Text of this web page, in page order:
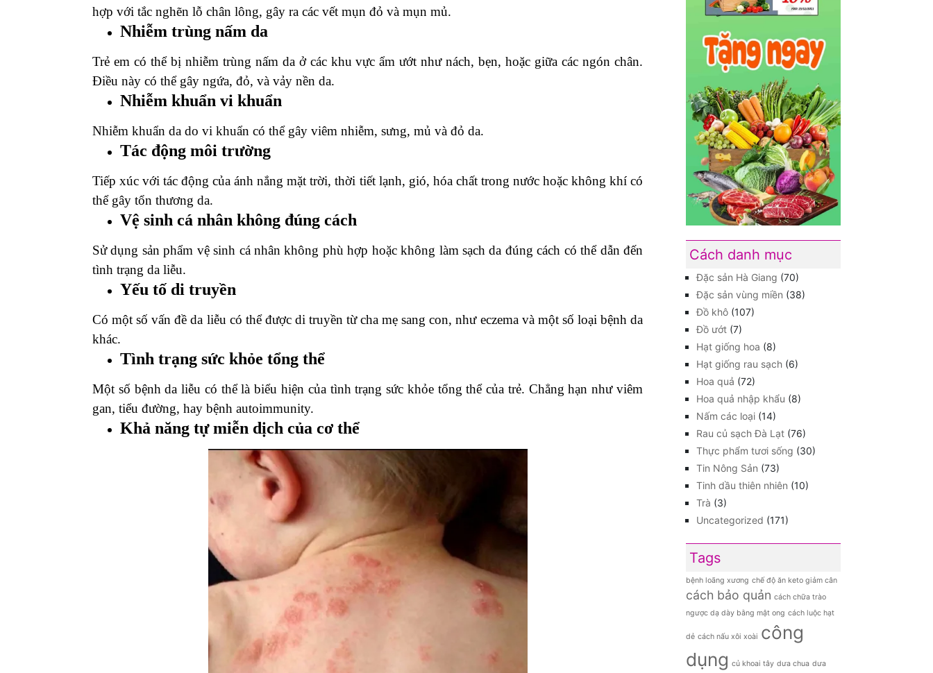
hợp với tắc nghẽn lỗ chân lông, gây ra các vết mụn đỏ và mụn mủ.
Nhiễm trùng nấm da
Trẻ em có thể bị nhiễm trùng nấm da ở các khu vực ẩm ướt như nách, bẹn, hoặc giữa các ngón chân.
Điều này có thể gây ngứa, đỏ, và vảy nền da.
Nhiễm khuẩn vi khuẩn
Nhiễm khuẩn da do vi khuẩn có thể gây viêm nhiễm, sưng, mủ và đỏ da.
Tác động môi trường
Tiếp xúc với tác động của ánh nắng mặt trời, thời tiết lạnh, gió, hóa chất trong nước hoặc không khí có
thể gây tổn thương da.
Vệ sinh cá nhân không đúng cách
Sử dụng sản phẩm vệ sinh cá nhân không phù hợp hoặc không làm sạch da đúng cách có thể dẫn đến
tình trạng da liễu.
Yếu tố di truyền
Có một số vấn đề da liễu có thể được di truyền từ cha mẹ sang con, như eczema và một số loại bệnh da
khác.
Tình trạng sức khỏe tổng thể
Một số bệnh da liễu có thể là biểu hiện của tình trạng sức khỏe tổng thể của trẻ. Chẳng hạn như viêm
gan, tiểu đường, hay bệnh autoimmunity.
Khả năng tự miễn dịch của cơ thể
Cách danh mục
Đặc sản Hà Giang (70)
Đặc sản vùng miền (38)
Đồ khô (107)
Đồ ướt (7)
Hạt giống hoa (8)
Hạt giống rau sạch (6)
Hoa quả (72)
Hoa quả nhập khẩu (8)
Nấm các loại (14)
Rau củ sạch Đà Lạt (76)
Thực phẩm tươi sống (30)
Tin Nông Sản (73)
Tinh dầu thiên nhiên (10)
Trà (3)
Uncategorized (171)
Tags
bệnh loãng xương chế độ ăn keto giảm cân
cách bảo quản cách chữa trào
ngược dạ dày bằng mật ong cách luộc hạt
dẻ cách nấu xôi xoài công
dụng củ khoai tây dưa chua dưa